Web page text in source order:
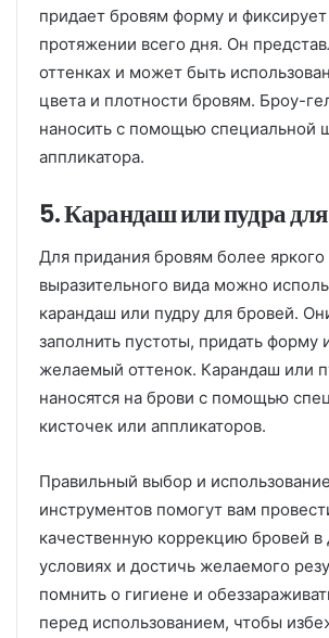
придает бровям форму и
протяжении всего дня. Он
оттенках и может быть
цвета и плотности бровям. Броу-
наносить с помощью специальной
аппликатора.
5. Карандаш или пудра
Для придания бровям более яркого
выразительного вида можно
карандаш или пудру для бровей.
заполнить пустоты, придать форму
желаемый оттенок. Карандаш или
наносятся на брови с помощью
кисточек или аппликаторов.
Правильный выбор и использование
инструментов помогут вам
качественную коррекцию бровей
условиях и достичь желаемого
помнить о гигиене и
перед использованием, чтобы